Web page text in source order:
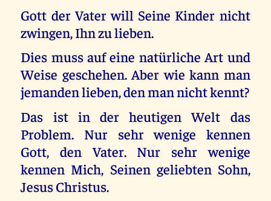
Gott der Vater will Seine Kinder nicht
zwingen, Ihn zu lieben.
Dies muss auf eine natürliche Art und
Weise geschehen. Aber wie kann man
jemanden lieben, den man nicht kennt?
Das ist in der heutigen Welt das
Problem. Nur sehr wenige kennen
Gott, den Vater. Nur sehr wenige
kennen Mich, Seinen geliebten Sohn,
Jesus Christus.